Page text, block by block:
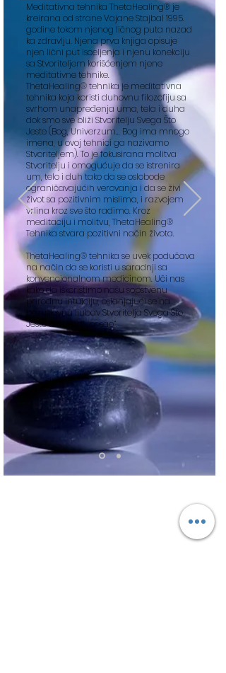
Meditativna tehnika ThetaHealing® je
kreirana od strane Vajane Stajbal 1995.
godine tokom njenog ličnog puta nazad
ka zdravlju. Njena prva knjiga opisuje
njen lični put isceljenja i njenu konekciju
sa Stvoriteljem korišćenjem njene
meditativne tehnike.
ThetaHealing® tehnika je meditativna
tehnika koja koristi duhovnu filozofiju sa
svrhom unapređenja uma, tela i duha
dok smo sve bliži Stvoritelju Svega Što
Jeste (Bog, Univerzum... Bog ima mnogo
imena, u ovoj tehnici ga nazivamo
Stvoriteljem). To je fokusirana molitva
Stvoritelju i omogućuje da se istrenira
um, telo i duh tako da se oslobode
ograničavajućih verovanja i da se živi
život sa pozitivnim mislima, i razvojem
vrlina kroz sve što radimo. Kroz
meditaciju i molitvu, ThetaHealing®
Tehnika stvara pozitivni način života.
ThetaHealing® tehnika se uvek podučava
na način da se koristi u saradnji sa
konvencionalnom medicinom. Uči nas
kako da iskoristimo našu sopstvenu
prirodnu intuiciju, oslanjajući se na
bezuslovnu ljubav Stvoritelja Svega Što
Jeste da uradi „posao“.